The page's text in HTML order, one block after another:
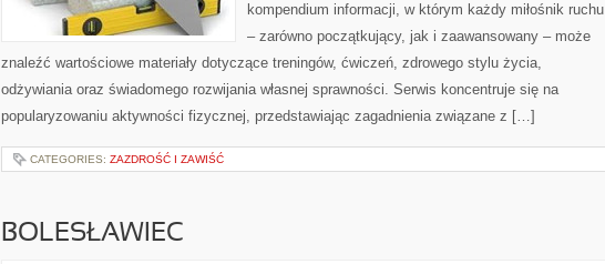
kompendium informacji, w którym każdy miłośnik ruchu
– zarówno początkujący, jak i zaawansowany – może
znaleźć wartościowe materiały dotyczące treningów, ćwiczeń, zdrowego stylu życia,
odżywiania oraz świadomego rozwijania własnej sprawności. Serwis koncentruje się na
popularyzowaniu aktywności fizycznej, przedstawiając zagadnienia związane z […]
CATEGORIES: ZAZDROŚĆ I ZAWIŚĆ
BOLESŁAWIEC